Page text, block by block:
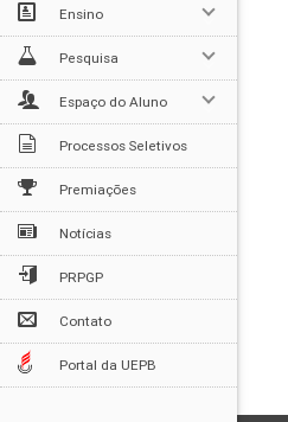
Ensino
Pesquisa
Espaço do Aluno
Processos Seletivos
Premiações
Notícias
PRPGP
Contato
Portal da UEPB